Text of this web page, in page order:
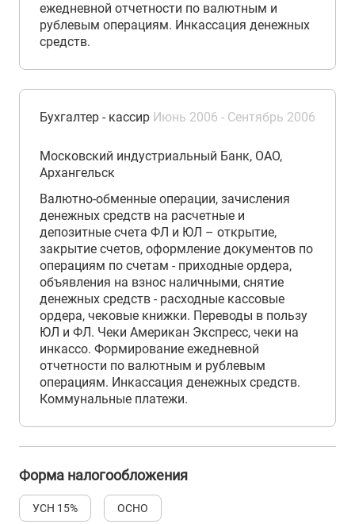
ежедневной отчетности по валютным и
рублевым операциям. Инкассация денежных
средств.
Бухгалтер - кассир Июнь 2006 - Сентябрь 2006
Московский индустриальный Банк, ОАО,
Архангельск
Валютно-обменные операции, зачисления
денежных средств на расчетные и
депозитные счета ФЛ и ЮЛ – открытие,
закрытие счетов, оформление документов по
операциям по счетам - приходные ордера,
объявления на взнос наличными, снятие
денежных средств - расходные кассовые
ордера, чековые книжки. Переводы в пользу
ЮЛ и ФЛ. Чеки Американ Экспресс, чеки на
инкассо. Формирование ежедневной
отчетности по валютным и рублевым
операциям. Инкассация денежных средств.
Коммунальные платежи.
Форма налогообложения
УСН 15% ОСНО